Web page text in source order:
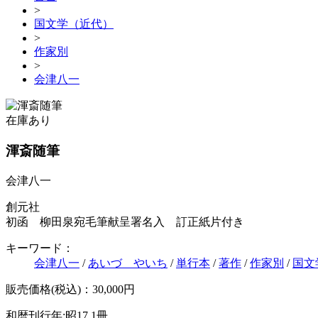
>
国文学（近代）
>
作家別
>
会津八一
在庫あり
渾斎随筆
会津八一
創元社
初函 柳田泉宛毛筆献呈署名入 訂正紙片付き
キーワード：
会津八一 / あいづ やいち /単行本 /著作 /作家別 / 国文
販売価格(税込)：30,000円
和暦刊行年:昭17 1冊